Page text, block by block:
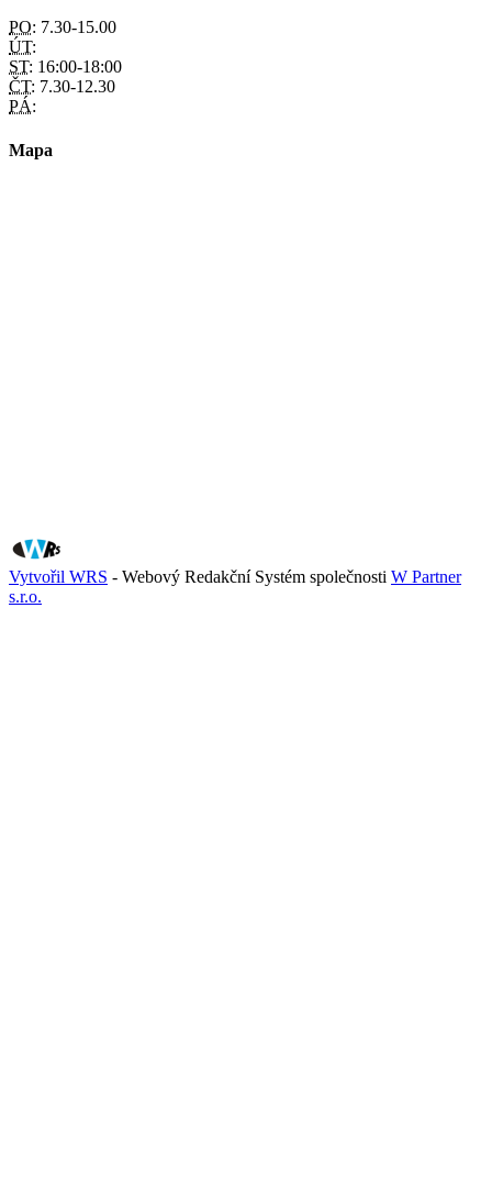
PO: 7.30-15.00
ÚT:
ST: 16:00-18:00
ČT: 7.30-12.30
PÁ:
Mapa
Vytvořil WRS - Webový Redakční Systém společnosti W Partner
s.r.o.